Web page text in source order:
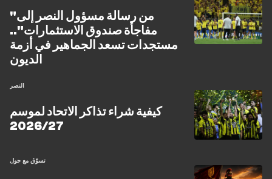
"من رسالة مسؤول النصر إلى
مفاجأة صندوق الاستثمارات"..
مستجدات تسعد الجماهير في أزمة
الديون
النصر
كيفية شراء تذاكر الاتحاد لموسم
2026/27
تسوّق مع جول